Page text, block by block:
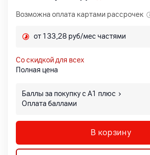
Возможна оплата картами рассрочек
от 133,28 руб/мес частями
со скидкой для всех
Полная цена
Баллы за покупку с А1 плюс
Оплата баллами
В корзину